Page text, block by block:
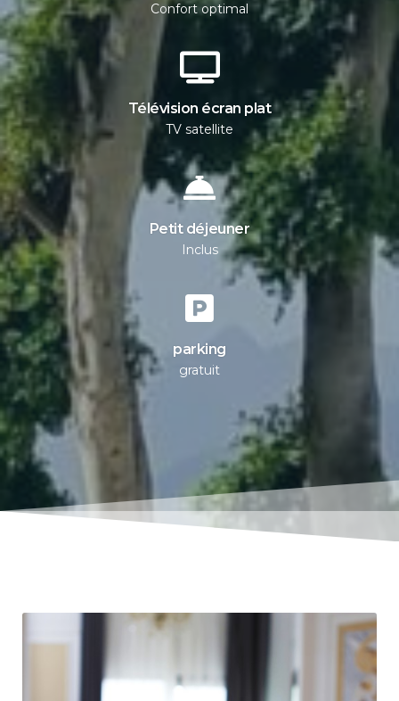
Confort optimal
Télévision écran plat
TV satellite
Petit déjeuner
Inclus
parking
gratuit